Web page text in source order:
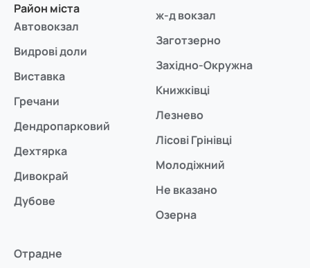
Район міста
Автовокзал
Видрові доли
Виставка
Гречани
Дендропарковий
Дехтярка
Дивокрай
Дубове
ж-д вокзал
Заготзерно
Західно-Окружна
Книжківці
Лезнево
Лісові Грінівці
Молодіжний
Не вказано
Озерна
Отрадне